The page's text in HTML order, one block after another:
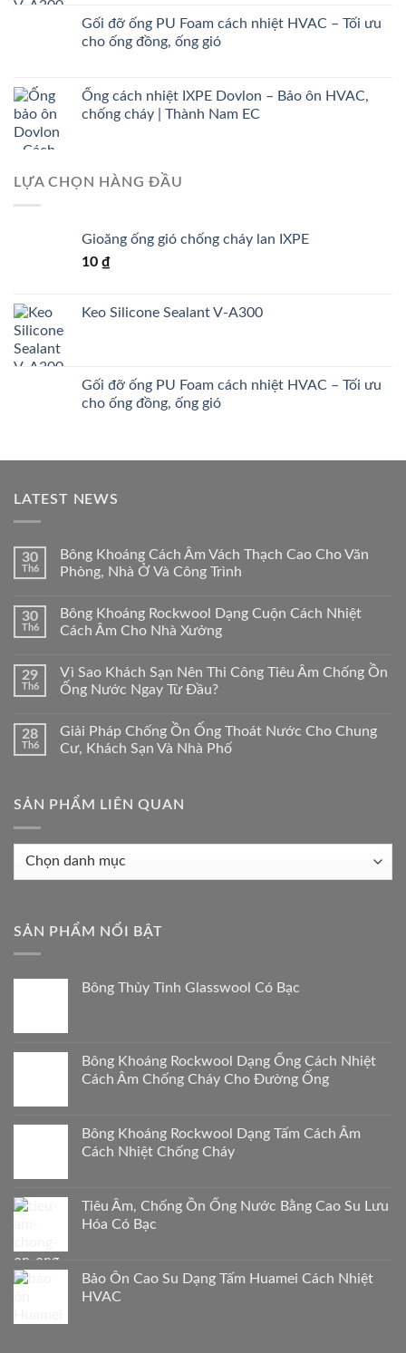
Gối đỡ ống PU Foam cách nhiệt HVAC – Tối ưu
cho ống đồng, ống gió
Ống cách nhiệt IXPE Dovlon – Bảo ôn HVAC,
chống cháy | Thành Nam EC
LỰA CHỌN HÀNG ĐẦU
Gioăng ống gió chống cháy lan IXPE
10 ₫
Keo Silicone Sealant V-A300
Gối đỡ ống PU Foam cách nhiệt HVAC – Tối ưu
cho ống đồng, ống gió
LATEST NEWS
30
Th6
Bông Khoáng Cách Âm Vách Thạch Cao Cho Văn
Phòng, Nhà Ở Và Công Trình
30
Th6
Bông Khoáng Rockwool Dạng Cuộn Cách Nhiệt
Cách Âm Cho Nhà Xưởng
29
Th6
Vì Sao Khách Sạn Nên Thi Công Tiêu Âm Chống Ồn
Ống Nước Ngay Từ Đầu?
28
Th6
Giải Pháp Chống Ồn Ống Thoát Nước Cho Chung
Cư, Khách Sạn Và Nhà Phố
SẢN PHẨM LIÊN QUAN
Sản
SẢN PHẨM NỔI BẬT
Bông Thủy Tinh Glasswool Có Bạc
Bông Khoáng Rockwool Dạng Ống Cách Nhiệt
Cách Âm Chống Cháy Cho Đường Ống
Bông Khoáng Rockwool Dạng Tấm Cách Âm
Cách Nhiệt Chống Cháy
Tiêu Âm, Chống Ồn Ống Nước Bằng Cao Su Lưu
Hóa Có Bạc
Bảo Ôn Cao Su Dạng Tấm Huamei Cách Nhiệt
HVAC